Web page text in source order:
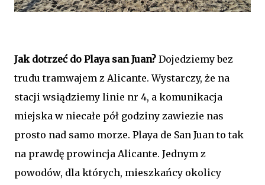
Jak dotrzeć do Playa san Juan? Dojedziemy bez
trudu tramwajem z Alicante. Wystarczy, że na
stacji wsiądziemy linie nr 4, a komunikacja
miejska w niecałe pół godziny zawiezie nas
prosto nad samo morze. Playa de San Juan to tak
na prawdę prowincja Alicante. Jednym z
powodów, dla których, mieszkańcy okolicy